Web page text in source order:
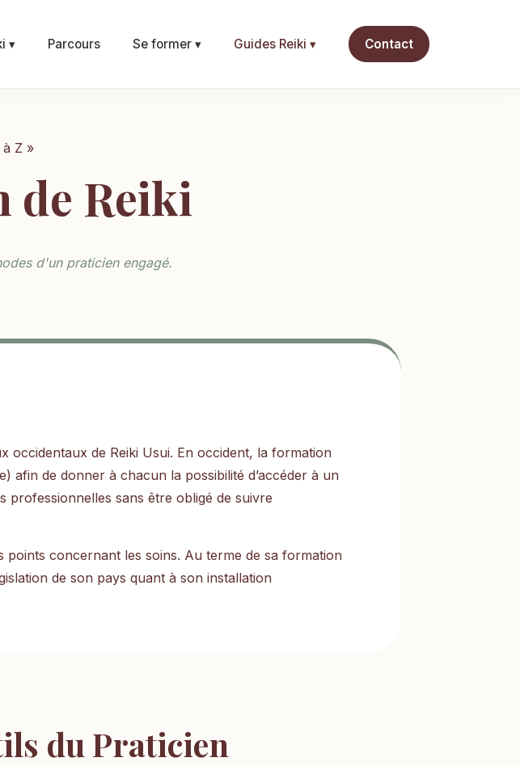
▾ Parcours Se former ▾ Guides Reiki ▾ Contact
à Z »
de Reiki
d'un praticien engagé.
occidentaux de Reiki Usui. En occident, la formation
afin de donner à chacun la possibilité d’accéder à un
sans être obligé de suivre
points concernant les soins. Au terme de sa formation
de son pays quant à son installation
du Praticien